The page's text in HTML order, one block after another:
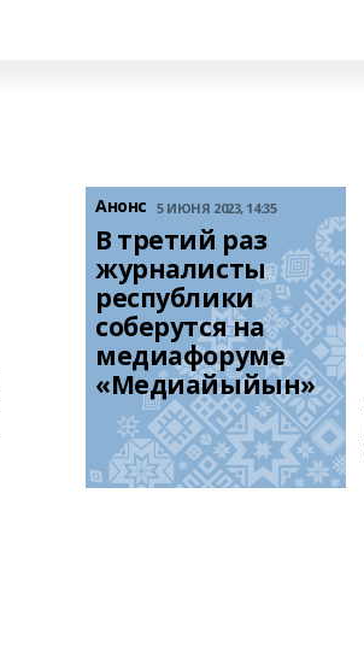
Анонс 5 ИЮНЯ 2023, 14:35
В третий раз
журналисты
республики
соберутся на
медиафоруме
«Медиайыйын»